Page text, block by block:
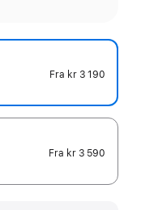
Fra kr 3 190
Fra kr 3 590